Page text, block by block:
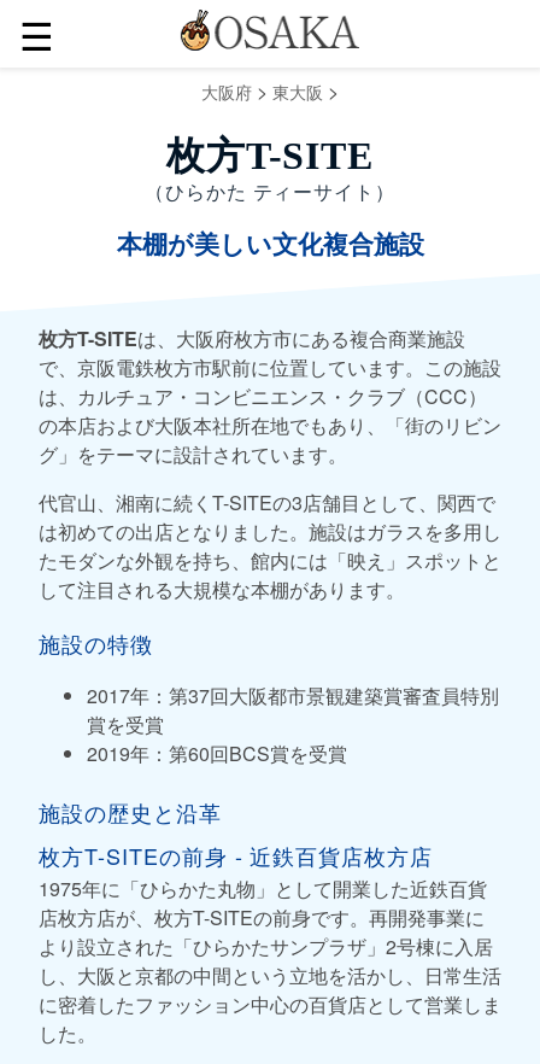
☰
大阪府 > 東大阪 >
枚方T-SITE
（ひらかた ティーサイト）
本棚が美しい文化複合施設
枚方T-SITEは、大阪府枚方市にある複合商業施設
で、京阪電鉄枚方市駅前に位置しています。この施設
は、カルチュア・コンビニエンス・クラブ（CCC）
の本店および大阪本社所在地でもあり、「街のリビン
グ」をテーマに設計されています。
代官山、湘南に続くT-SITEの3店舗目として、関西で
は初めての出店となりました。施設はガラスを多用し
たモダンな外観を持ち、館内には「映え」スポットと
して注目される大規模な本棚があります。
施設の特徴
2017年：第37回大阪都市景観建築賞審査員特別
賞を受賞
2019年：第60回BCS賞を受賞
施設の歴史と沿革
枚方T-SITEの前身 - 近鉄百貨店枚方店
1975年に「ひらかた丸物」として開業した近鉄百貨
店枚方店が、枚方T-SITEの前身です。再開発事業に
より設立された「ひらかたサンプラザ」2号棟に入居
し、大阪と京都の中間という立地を活かし、日常生活
に密着したファッション中心の百貨店として営業しま
した。